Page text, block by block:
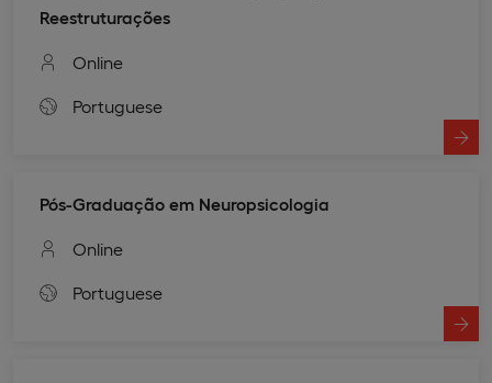
Reestruturações
Online
Portuguese
Pós-Graduação em Neuropsicologia
Online
Portuguese